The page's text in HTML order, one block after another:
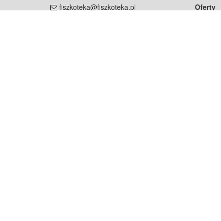
fiszkoteka@fiszkoteka.pl
Oferty